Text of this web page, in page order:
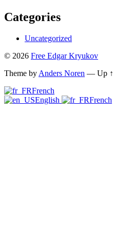
Categories
Uncategorized
© 2026 Free Edgar Kryukov
Theme byAnders Noren — Up ↑
French
English
French